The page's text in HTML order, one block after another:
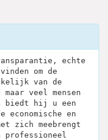
echte
om de
van de
veel mensen
biedt hij u een
en
zich meebrengt